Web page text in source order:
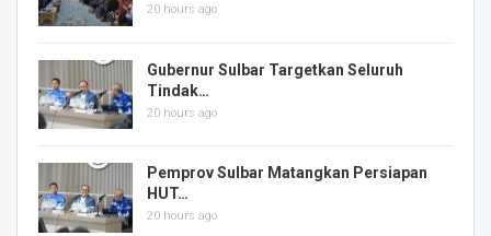
20 hours ago
Gubernur Sulbar Targetkan Seluruh
Tindak…
20 hours ago
Pemprov Sulbar Matangkan Persiapan
HUT…
20 hours ago